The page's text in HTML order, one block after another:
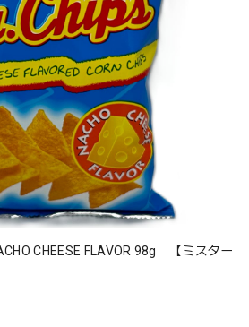
CHEESE FLAVOR 98g 【ミスター